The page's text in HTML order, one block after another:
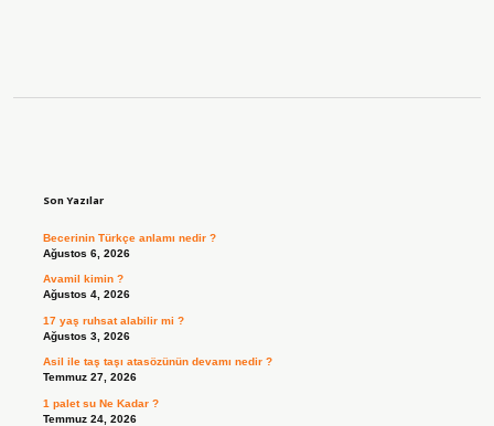
Son Yazılar
Becerinin Türkçe anlamı nedir ?
Ağustos 6, 2026
Avamil kimin ?
Ağustos 4, 2026
17 yaş ruhsat alabilir mi ?
Ağustos 3, 2026
Asil ile taş taşı atasözünün devamı nedir ?
Temmuz 27, 2026
1 palet su Ne Kadar ?
Temmuz 24, 2026